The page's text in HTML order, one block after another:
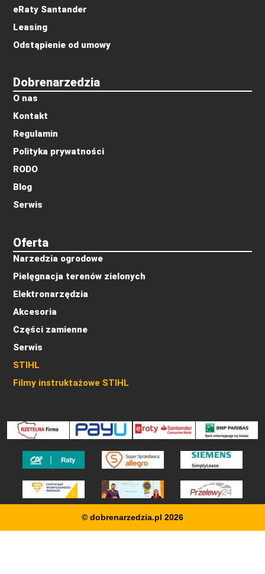
Oferta
Narzedzia ogrodowe
Pielęgnacja terenów zielonych
Elektronarzędzia
Akcesoria
Części zamienne
Serwis
STIHL
Filmy instruktażowe STIHL
Dobrenarzedzia
O nas
Kontakt
Regulamin
Polityka prywatności
RODO
Blog
Serwis
eRaty Santander
Leasing
Odstąpienie od umowy
© dobrenarzedzia.pl 2026